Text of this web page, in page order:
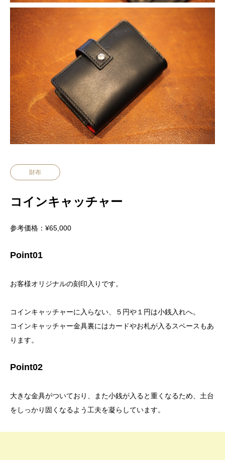
財布
コインキャッチャー
参考価格：¥65,000
Point01
お客様オリジナルの刻印入りです。
コインキャッチャーに入らない、５円や１円は小銭入れへ。
コインキャッチャー金具裏にはカードやお札が入るスペースもあ
ります。
Point02
大きな金具がついており、また小銭が入ると重くなるため、土台
をしっかり固くなるよう工夫を凝らしています。